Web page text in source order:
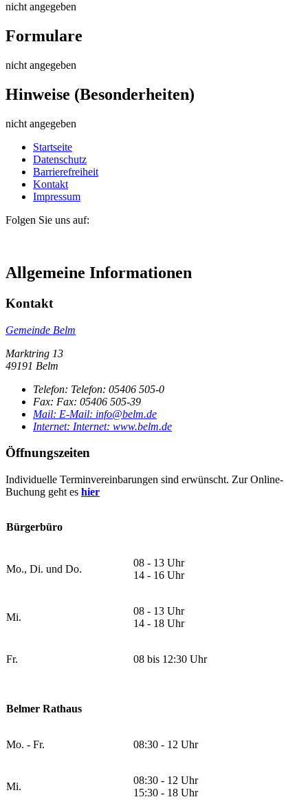
nicht angegeben
Formulare
nicht angegeben
Hinweise (Besonderheiten)
nicht angegeben
Startseite
Datenschutz
Barrierefreiheit
Kontakt
Impressum
Folgen Sie uns auf:
Allgemeine Informationen
Kontakt
Gemeinde Belm
Marktring 13
49191 Belm
Telefon: Telefon: 05406 505-0
Fax: Fax: 05406 505-39
Mail: E-Mail: info@belm.de
Internet: Internet: www.belm.de
Öffnungszeiten
Individuelle Terminvereinbarungen sind erwünscht. Zur Online-
Buchung geht es hier
Bürgerbüro
Mo., Di. und Do.
08 - 13 Uhr
14 - 16 Uhr
Mi.
08 - 13 Uhr
14 - 18 Uhr
Fr. 08 bis 12:30 Uhr
Belmer Rathaus
Mo. - Fr. 08:30 - 12 Uhr
Mi.
08:30 - 12 Uhr
15:30 - 18 Uhr